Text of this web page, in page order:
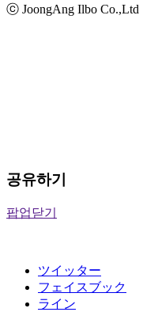
ⓒ JoongAng Ilbo Co.,Ltd
공유하기
팝업닫기
ツイッター
フェイスブック
ライン